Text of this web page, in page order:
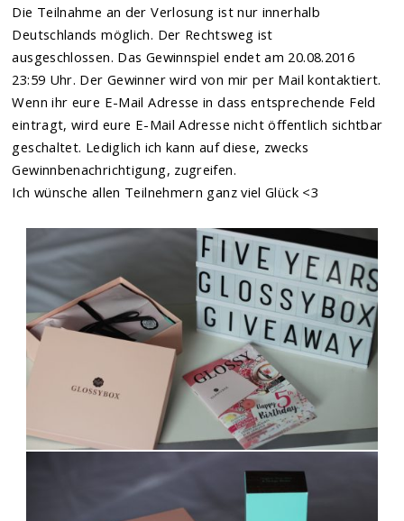
Die Teilnahme an der Verlosung ist nur innerhalb
Deutschlands möglich. Der Rechtsweg ist
ausgeschlossen. Das Gewinnspiel endet am 20.08.2016
23:59 Uhr. Der Gewinner wird von mir per Mail kontaktiert.
Wenn ihr eure E-Mail Adresse in dass entsprechende Feld
eintragt, wird eure E-Mail Adresse nicht öffentlich sichtbar
geschaltet. Lediglich ich kann auf diese, zwecks
Gewinnbenachrichtigung, zugreifen.
Ich wünsche allen Teilnehmern ganz viel Glück <3